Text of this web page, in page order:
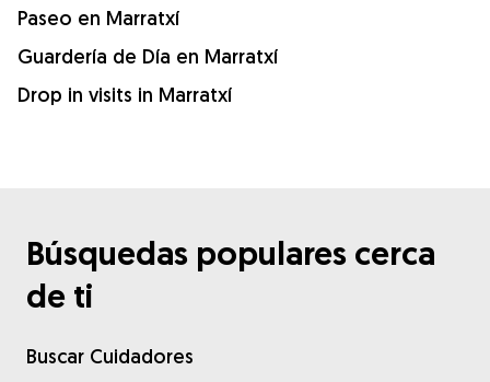
Paseo en Marratxí
Guardería de Día en Marratxí
Drop in visits in Marratxí
Búsquedas populares cerca
de ti
Buscar Cuidadores